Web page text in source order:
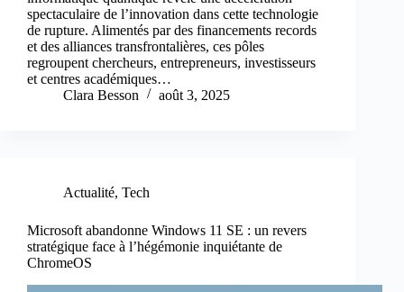
spectaculaire de l’innovation dans cette technologie
de rupture. Alimentés par des financements records
et des alliances transfrontalières, ces pôles
regroupent chercheurs, entrepreneurs, investisseurs
et centres académiques…
Clara Besson
août 3, 2025
Actualité, Tech
Microsoft abandonne Windows 11 SE : un revers
stratégique face à l’hégémonie inquiétante de
ChromeOS